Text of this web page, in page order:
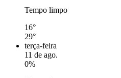
Tempo limpo
16°
29°
terça-feira
11 de ago.
0%